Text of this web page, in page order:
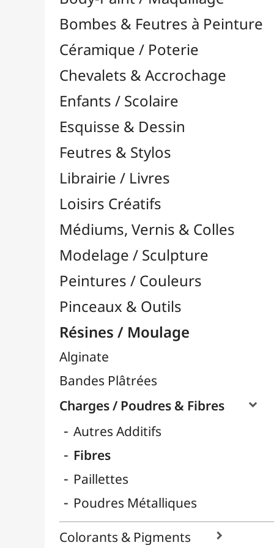
Feutres & Stylos
Librairie / Livres
Loisirs Créatifs
Médiums, Vernis & Colles
Modelage / Sculpture
Peintures / Couleurs
Résines / Moulage
Alginate
Charges / Poudres & Fibres

Autres Additifs
Fibres
Paillettes
Colorants & Pigments
Divers
Huiles & Solvants
Latex
Livres Résines & Moulage
Papier Mâcher / Bois
Plastiline
Plâtres & Masses
Powertex
Résines Acryliques
Résines Diverses
Résines UV
Silicones
Thermoflexibles